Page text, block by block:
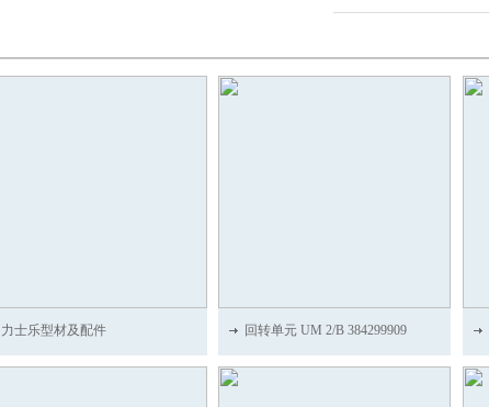
力士乐型材及配件 回转单元 UM 2/B 384299909